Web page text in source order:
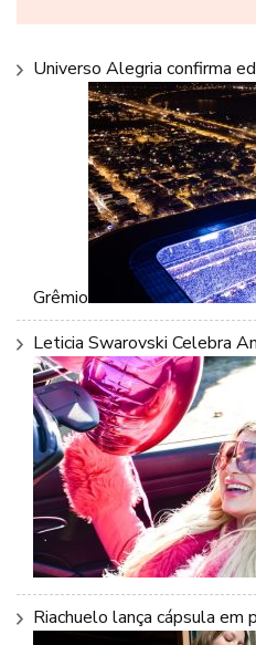
Universo Alegria confirma
Grêmio
Leticia Swarovski Celebra
Riachuelo lança cápsula em